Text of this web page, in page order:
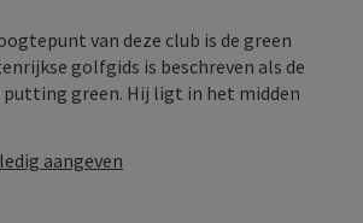
van deze club is de green
golfgids is beschreven als de
green. Hij ligt in het midden
aangeven